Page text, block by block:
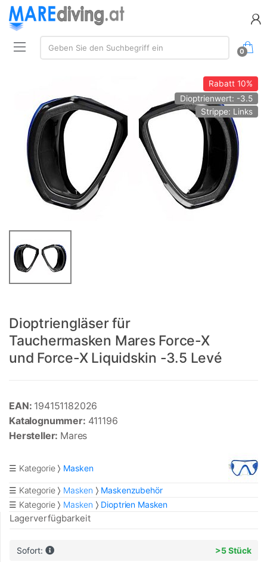
Suchen:
Geben Sie den Suchbegriff ein
0
Rabatt10%
Dioptrienwert: -3.5
Strippe: Links
Dioptriengläser für
Tauchermasken Mares Force-X
und Force-X Liquidskin -3.5 Levé
EAN: 194151182026
Katalognummer: 411196
Hersteller: Mares
☰ Kategorie Masken
☰ Kategorie Masken
Maskenzubehör
☰ Kategorie
Masken Dioptrien Masken
Lagerverfügbarkeit
Sofort: >5 Stück